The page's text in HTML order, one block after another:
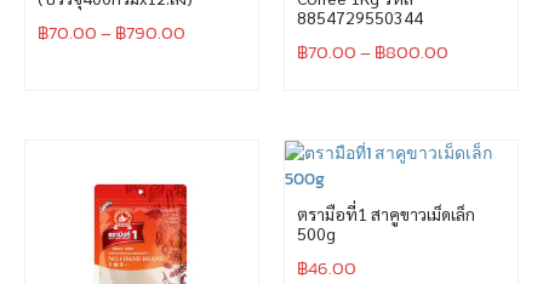
฿70.00– ฿790.00
8854729550344
฿70.00– ฿800.00
ตรามือที่1 สาคูขาวเม็ดเล็ก
500g
฿46.00